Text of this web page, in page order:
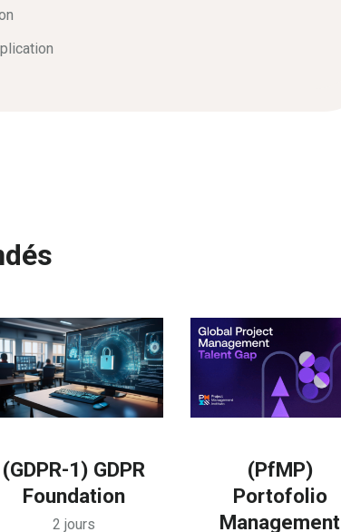
(GDPR-1) GDPR
Foundation
2 jours
(PfMP)
Portofolio
Management